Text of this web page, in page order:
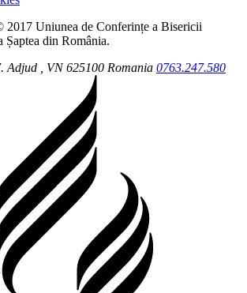
Uniunea de Conferințe a Bisericii
Șaptea din România.
Adjud , VN 625100 Romania 0763.247.580